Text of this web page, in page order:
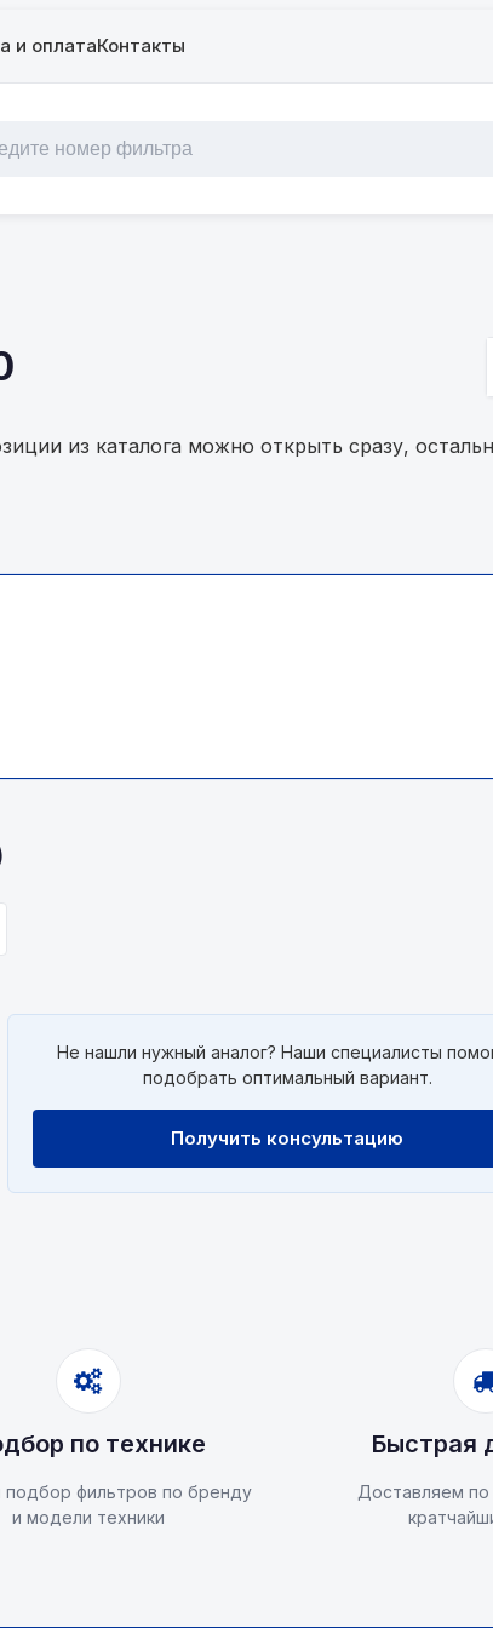
и оплатаКонтакты
из каталога можно открыть сразу,
Не нашли нужный аналог? Наши специалисты
подобрать оптимальный вариант.
Получить консультацию
по технике
фильтров по бренду
и модели техники
Быстрая
Доставляем по